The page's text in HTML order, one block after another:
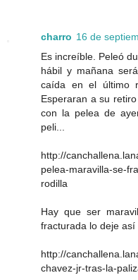
charro 16 de
Es increíble. Peleó
hábil y mañana
caída en el último
Esperaran a su
con la pelea de
peli...
http://
pelea-maravilla-se-
rodilla
Hay que ser
fracturada lo deje así
http://
chavez-jr-tras-la-